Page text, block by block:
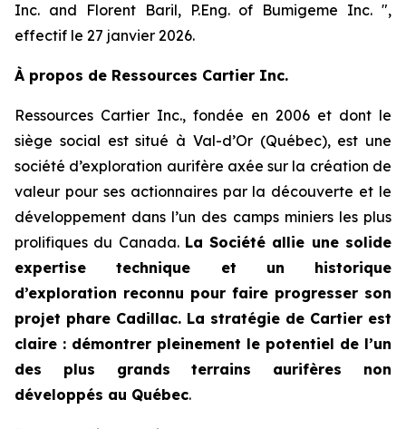
Inc. and Florent Baril, P.Eng. of Bumigeme Inc. ″,
effectif le 27 janvier 2026.
À propos de Ressources Cartier Inc.
Ressources Cartier Inc., fondée en 2006 et dont le
siège social est situé à Val-d’Or (Québec), est une
société d’exploration aurifère axée sur la création de
valeur pour ses actionnaires par la découverte et le
développement dans l’un des camps miniers les plus
prolifiques du Canada. La Société allie une solide
expertise technique et un historique
d’exploration reconnu pour faire progresser son
projet phare Cadillac. La stratégie de Cartier est
claire : démontrer pleinement le potentiel de l’un
des plus grands terrains aurifères non
développés au Québec.